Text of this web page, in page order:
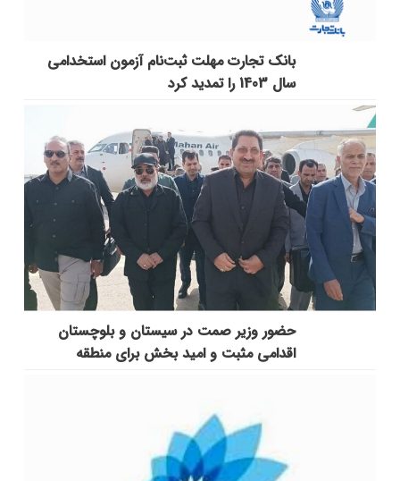
بانک تجارت مهلت ثبت‌نام آزمون استخدامی
سال 1403 را تمدید کرد
حضور وزیر صمت در سیستان و بلوچستان
اقدامی مثبت و امید بخش برای منطقه